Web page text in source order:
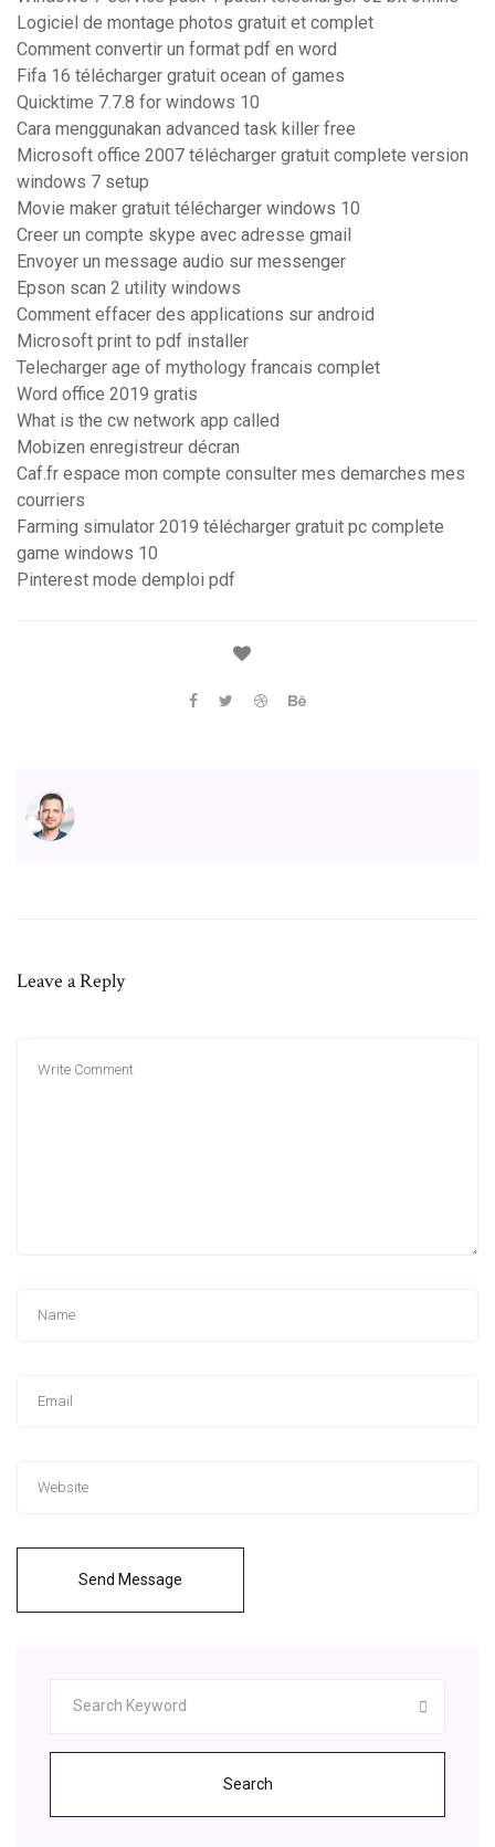
Logiciel de montage photos gratuit et complet
Comment convertir un format pdf en word
Fifa 16 télécharger gratuit ocean of games
Quicktime 7.7.8 for windows 10
Cara menggunakan advanced task killer free
Microsoft office 2007 télécharger gratuit complete version
windows 7 setup
Movie maker gratuit télécharger windows 10
Creer un compte skype avec adresse gmail
Envoyer un message audio sur messenger
Epson scan 2 utility windows
Comment effacer des applications sur android
Microsoft print to pdf installer
Telecharger age of mythology francais complet
Word office 2019 gratis
What is the cw network app called
Mobizen enregistreur décran
Caf.fr espace mon compte consulter mes demarches mes
courriers
Farming simulator 2019 télécharger gratuit pc complete
game windows 10
Pinterest mode demploi pdf
Leave a Reply
Send Message
Search